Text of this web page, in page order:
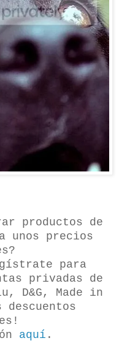
productos de
unos precios
para
privadas de
D&G, Made in
aquí .